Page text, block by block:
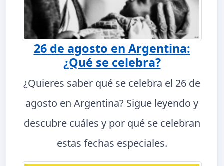
26 de agosto en Argentina:
¿Qué se celebra?
¿Quieres saber qué se celebra el 26 de
agosto en Argentina? Sigue leyendo y
descubre cuáles y por qué se celebran
estas fechas especiales.